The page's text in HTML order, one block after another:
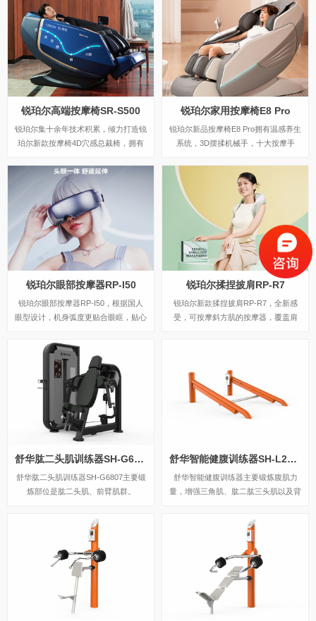
锐珀尔高端按摩椅SR-S500
锐珀尔集十余年技术积累，倾力打造锐
珀尔新款按摩椅4D穴感总裁椅，拥有
底震动、4D机械手等全新功能创新，
智能健康体测，可以检测血氧、心率、
微循环等数值，通过大数据分析，给您
提供合理的改善方法，时刻关注您的健
康状况；超大液晶智能触控，专为总裁
量身打造的特色按摩程序，20分钟快
速补充精力，多种按摩程序，满足全家
人的需求。
锐珀尔家用按摩椅E8 Pro
锐珀尔新品按摩椅E8 Pro拥有温感养生
系统，3D摆揉机械手，十大按摩手
体按摩等功能，并且有无线充的一款新
品按摩椅，价格不贵，重在享受。
锐珀尔眼部按摩器RP-I50
锐珀尔眼部按摩器RP-I50，根据国人
眼型设计，机身弧度更贴合眼眶，贴心
不模糊，自带应急可视窗，可舒缓全黑
密闭焦虑感；内置大自然的场景音效，
让眼睛和心灵双重放松，还有蓝牙连
接，可以随心听歌、听书等，更多神奇
功能，等待您亲自试戴发现……
锐珀尔揉捏披肩RP-R7
锐珀尔新款揉捏披肩RP-R7，全新感
受，可按摩斜方肌的按摩器，覆盖肩
流纯铜无刷电机，重量更轻，无线，携
带更方便，大面积热敷，热力柔和渗透
舒缓。
舒华肱二头肌训练器SH-G6807
舒华肱二头肌训练器SH-G6807主要锻
炼部位是肱二头肌、前臂肌群。
舒华智能健腹训练器SH-L2289Z
舒华智能健腹训练器主要锻炼腹肌力
量，增强三角肌、肱二肱三头肌以及背